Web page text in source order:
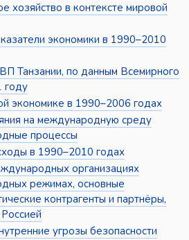
хозяйство в контексте мировой
экономики в 1990–2010
Танзании, по данным Всемирного
году
экономике в 1990–2006 годах
на международную среду
процессы
в 1990–2010 годах
организациях
режимах, основные
контрагенты и партнёры,
угрозы безопасности